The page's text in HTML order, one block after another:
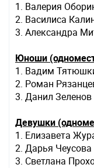
1. Валерия
2. Василиса
3. Александра
Юноши
1. Вадим
2. Роман
3. Данил
Девушки
1. Елизавета
2. Дарья
3. Светлана